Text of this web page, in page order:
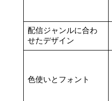
配信ジャンルに合わ
せたデザイン
色使いとフォント